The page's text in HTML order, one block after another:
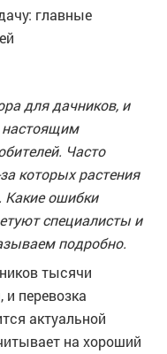
для дачников, и
настоящим
Часто
которых растения
Какие ошибки
специалисты и
подробно.
тысячи
перевозка
актуальной
на хороший